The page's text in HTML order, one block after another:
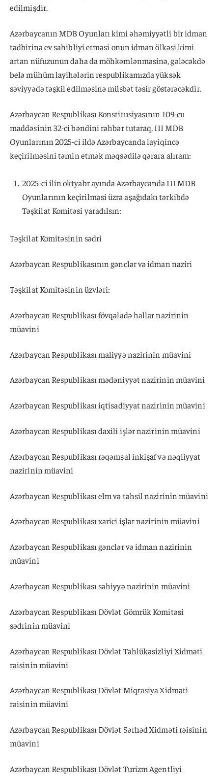
edilmişdir.
Azərbaycanın MDB Oyunları kimi əhəmiyyətli bir idman
tədbirinə ev sahibliyi etməsi onun idman ölkəsi kimi
artan nüfuzunun daha da möhkəmlənməsinə, gələcəkdə
belə mühüm layihələrin respublikamızda yüksək
səviyyədə təşkil edilməsinə müsbət təsir göstərəcəkdir.
Azərbaycan Respublikası Konstitusiyasının 109-cu
maddəsinin 32-ci bəndini rəhbər tutaraq, III MDB
Oyunlarının 2025-ci ildə Azərbaycanda layiqincə
keçirilməsini təmin etmək məqsədilə qərara alıram:
2025-ci ilin oktyabr ayında Azərbaycanda III MDB
Oyunlarının keçirilməsi üzrə aşağıdakı tərkibdə
Təşkilat Komitəsi yaradılsın:
Təşkilat Komitəsinin sədri
Azərbaycan Respublikasının gənclər və idman naziri
Təşkilat Komitəsinin üzvləri:
Azərbaycan Respublikası fövqəladə hallar nazirinin
müavini
Azərbaycan Respublikası maliyyə nazirinin müavini
Azərbaycan Respublikası mədəniyyət nazirinin müavini
Azərbaycan Respublikası iqtisadiyyat nazirinin müavini
Azərbaycan Respublikası daxili işlər nazirinin müavini
Azərbaycan Respublikası rəqəmsal inkişaf və nəqliyyat
nazirinin müavini
Azərbaycan Respublikası elm və təhsil nazirinin müavini
Azərbaycan Respublikası xarici işlər nazirinin müavini
Azərbaycan Respublikası gənclər və idman nazirinin
müavini
Azərbaycan Respublikası səhiyyə nazirinin müavini
Azərbaycan Respublikası Dövlət Gömrük Komitəsi
sədrinin müavini
Azərbaycan Respublikası Dövlət Təhlükəsizliyi Xidməti
rəisinin müavini
Azərbaycan Respublikası Dövlət Miqrasiya Xidməti
rəisinin müavini
Azərbaycan Respublikası Dövlət Sərhəd Xidməti rəisinin
müavini
Azərbaycan Respublikası Dövlət Turizm Agentliyi